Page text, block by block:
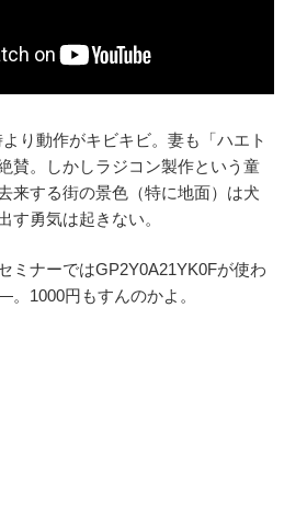
り動作がキビキビ。妻も「ハエト
賛。しかしラジコン製作という童
来する街の景色（特に地面）は犬
す勇気は起きない。
ミナーではGP2Y0A21YK0Fが使わ
1000円もすんのかよ。